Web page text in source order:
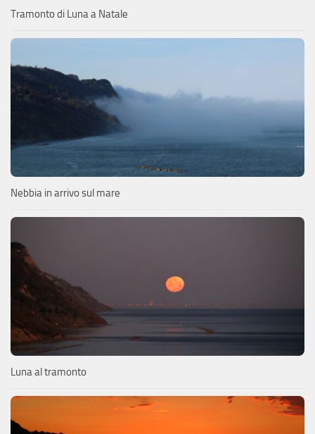
Tramonto di Luna a Natale
Nebbia in arrivo sul mare
Luna al tramonto